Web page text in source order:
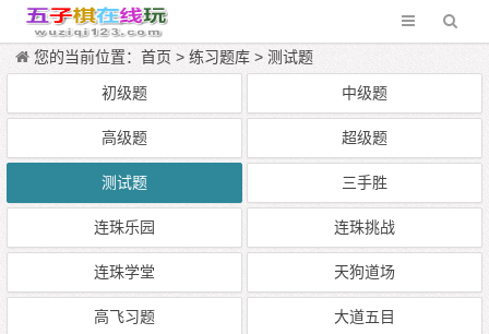
您的当前位置：首页 >练习题库 >测试题
初级题 中级题
高级题 超级题
测试题 三手胜
连珠乐园 连珠挑战
连珠学堂 天狗道场
高飞习题 大道五目